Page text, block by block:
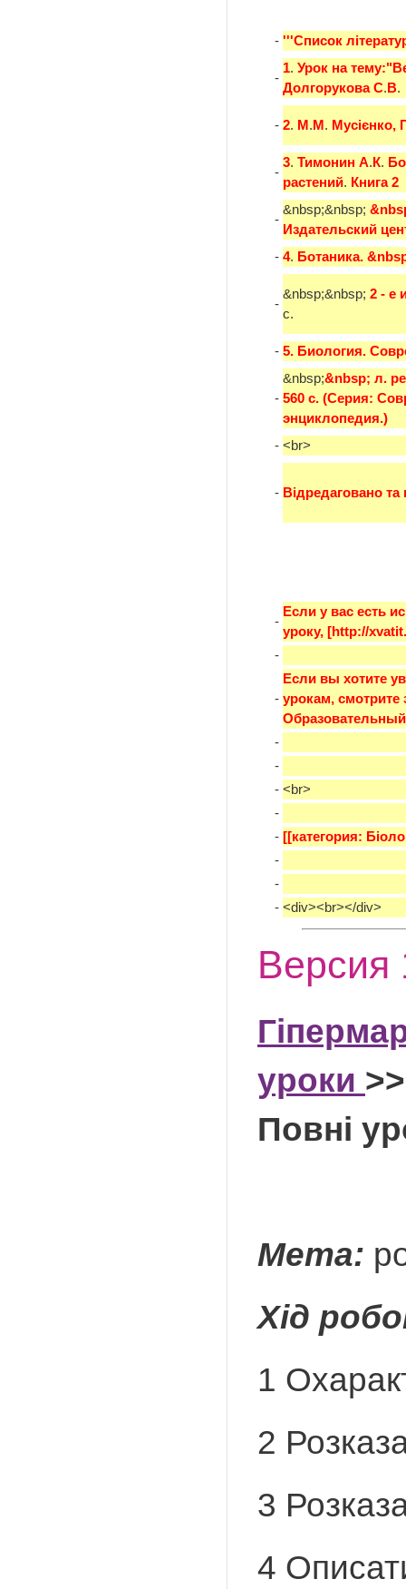
- '''Список
-
1. Урок на
Долгорукова С.В.
- 2. М.М. Мусієнко,
-
3. Тимонин А.К.
растений. Книга 2
-
&nbsp;&nbsp;
Издательский
- 4. Ботаника.
-
&nbsp;&nbsp; 2 - е
с.
- 5. Биология.
-
&nbsp;&nbsp; л.
560 с. (Серия:
энциклопедия.)
- <br>
- Відредаговано
-
Если у вас есть
уроку, [http://
-
-
Если вы хотите
урокам,
-
-
- <br>
-
- [[категория:
-
-
- <div><br></div>
Версия
уроки
Повні
Мета:
Хід
1
2
3
4